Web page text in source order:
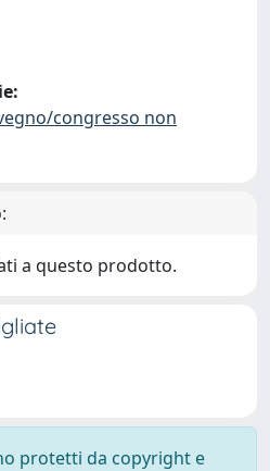
congresso non
a questo prodotto.
protetti da copyright e